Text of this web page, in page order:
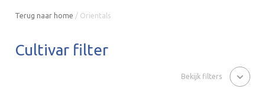
Terug naar home / Orientals
Cultivar filter
Bekijk filters